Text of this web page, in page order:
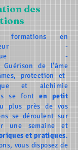
des
formations en
-
-
Guérison de l'âme
protection et
et alchimie
se font en petit
plus près de vos
se déroulent sur
une semaine et
et pratiques.
vous disposez de